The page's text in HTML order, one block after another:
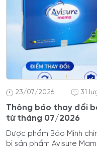
23/07/2026 31
Thông báo thay đổi
từ tháng 07/2026
Dược phẩm Bảo Minh
bì sản phẩm Avisure